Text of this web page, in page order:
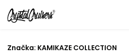
Značka: KAMIKAZE COLLECTION